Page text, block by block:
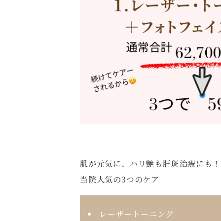
肌が元気に、ハリ艶も肝斑治療にも
当院人気の3つのケア
レーザートーニング